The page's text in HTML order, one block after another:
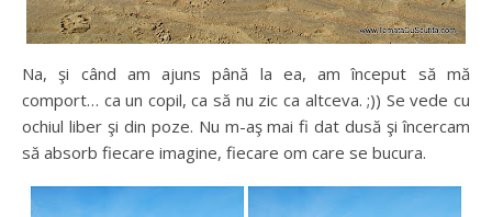
Na, şi când am ajuns până la ea, am început să mă
comport… ca un copil, ca să nu zic ca altceva. ;)) Se vede cu
ochiul liber şi din poze. Nu m-aş mai fi dat dusă şi încercam
să absorb fiecare imagine, fiecare om care se bucura.